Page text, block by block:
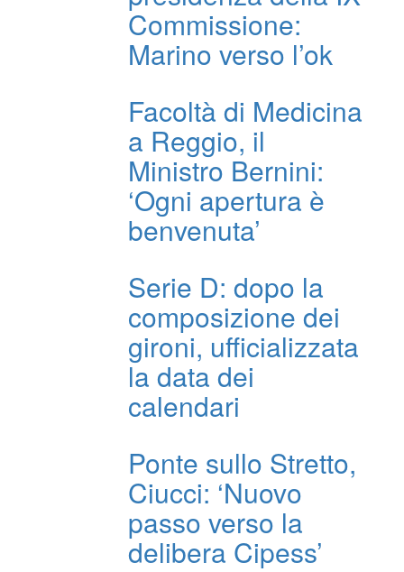
Commissione:
Marino verso l’ok
Facoltà di Medicina
a Reggio, il
Ministro Bernini:
‘Ogni apertura è
benvenuta’
Serie D: dopo la
composizione dei
gironi, ufficializzata
la data dei
calendari
Ponte sullo Stretto,
Ciucci: ‘Nuovo
passo verso la
delibera Cipess’